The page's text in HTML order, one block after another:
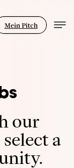
Mein Pitch
our
a